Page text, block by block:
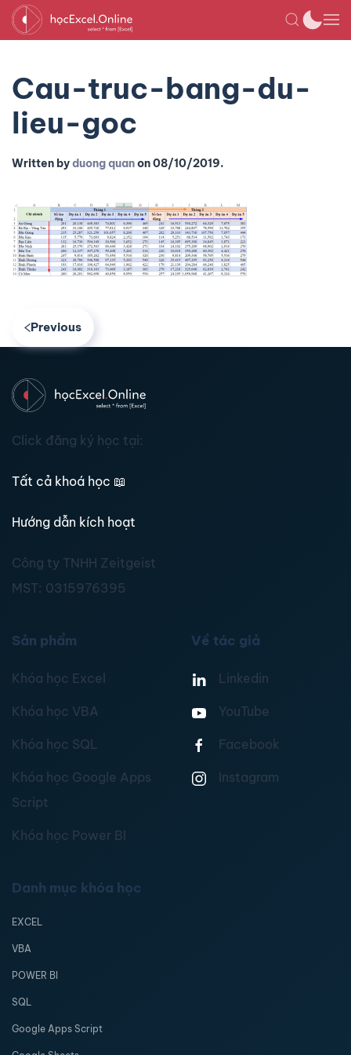
Cau-truc-bang-du-
lieu-goc
Written byduong quanon08/10/2019.
Previous
Click đăng ký học tại:
Tất cả khoá học 📖
Hướng dẫn kích hoạt
Công ty TNHH Zeitgeist
MST: 0315976395
Sản phẩm
Khóa học Excel
Khóa học VBA
Khóa học SQL
Khóa học Google Apps
Script
Khóa học Power BI
Về tác giả
Linkedin
YouTube
Facebook
Instagram
Danh mục khóa học
EXCEL
VBA
POWER BI
SQL
Google Apps Script